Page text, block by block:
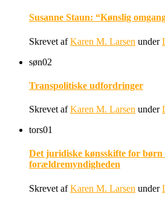
Susanne Staun: “Kønslig
Skrevet afKaren M. Larsen under
søn02
Transpolitiske udfordringer
Skrevet afKaren M. Larsen under
tors01
Det juridiske kønsskifte for
forældremyndigheden
Skrevet afKaren M. Larsen under